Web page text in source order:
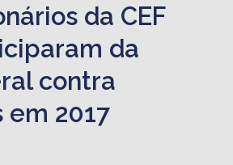
da CEF
da
contra
2017